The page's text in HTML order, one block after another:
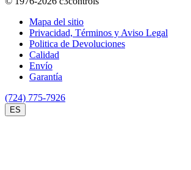
Mapa del sitio
Privacidad, Términos y Aviso Legal
Politica de Devoluciones
Calidad
Envío
Garantía
(724) 775-7926
ES